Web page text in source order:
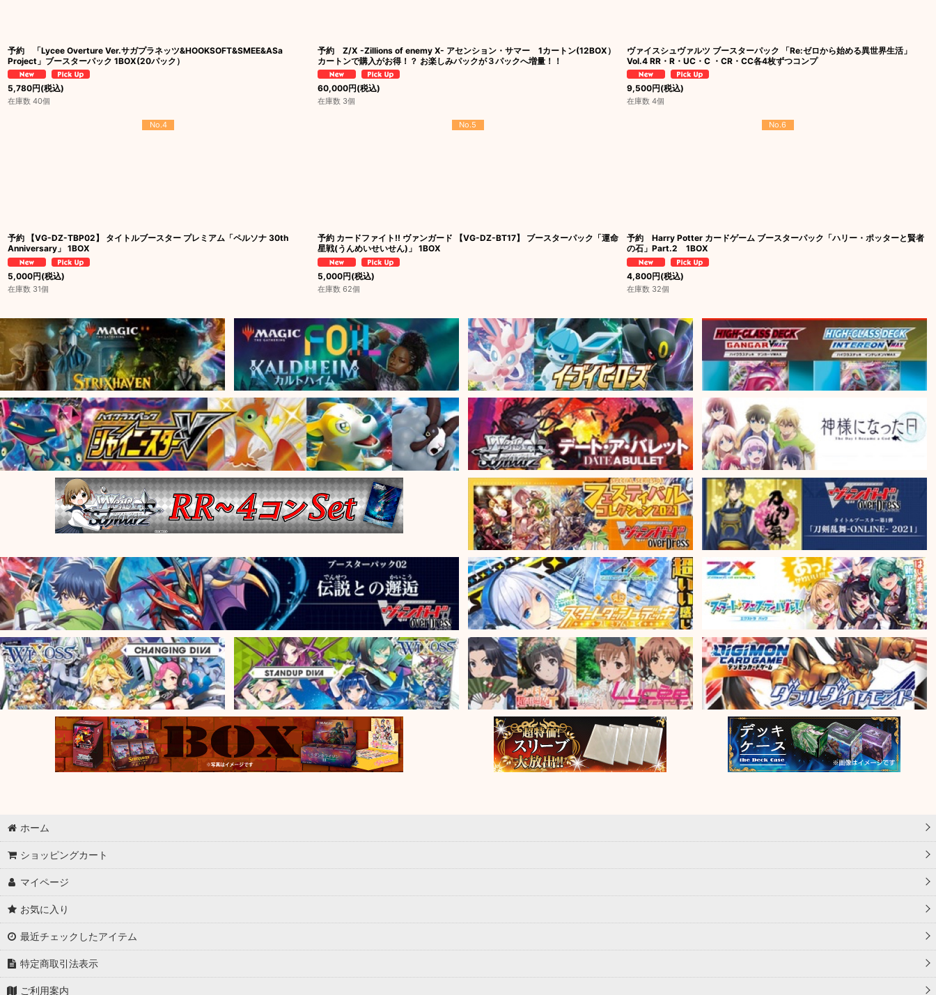
予約 「Lycee Overture Ver.サガプラネッツ&HOOKSOFT&SMEE&ASa
Project」ブースターパック 1BOX(20パック）
5,780円(税込)
在庫数 40個
予約 Z/X -Zillions of enemy X- アセンション・サマー 1カートン(12BOX）
カートンで購入がお得！？ お楽しみパックが３パックへ増量！！
60,000円(税込)
在庫数 3個
ヴァイスシュヴァルツ ブースターパック 「Re:ゼロから始める異世界生活」
Vol.4 RR・R・UC・C ・CR・CC各4枚ずつコンプ
9,500円(税込)
在庫数 4個
No.4
予約 【VG-DZ-TBP02】 タイトルブースター プレミアム「ペルソナ 30th
Anniversary」 1BOX
5,000円(税込)
在庫数 31個
No.5
予約 カードファイト!! ヴァンガード 【VG-DZ-BT17】 ブースターパック「運命
星戦(うんめいせいせん)」 1BOX
5,000円(税込)
在庫数 62個
No.6
予約 Harry Potter カードゲーム ブースターパック「ハリー・ポッターと賢者
の石」Part.2 1BOX
4,800円(税込)
在庫数 32個
ホーム
ショッピングカート
マイページ
お気に入り
最近チェックしたアイテム
特定商取引法表示
ご利用案内